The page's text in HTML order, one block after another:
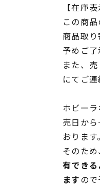
【在庫
この商
商品取
予めご了
また、
にてご連
ホビー
売日か
おります。
そのため
有でき
ますの